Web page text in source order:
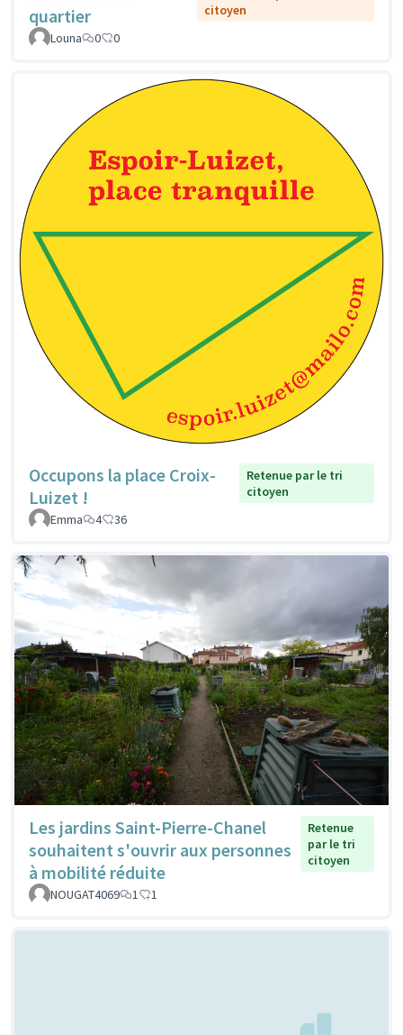
quartier
citoyen
Louna
0 0
Occupons la place Croix-
Luizet !
Retenue par le tri
citoyen
Emma
4 36
Les jardins Saint-Pierre-Chanel
souhaitent s'ouvrir aux personnes
à mobilité réduite
Retenue
par le tri
citoyen
NOUGAT4069 1 1